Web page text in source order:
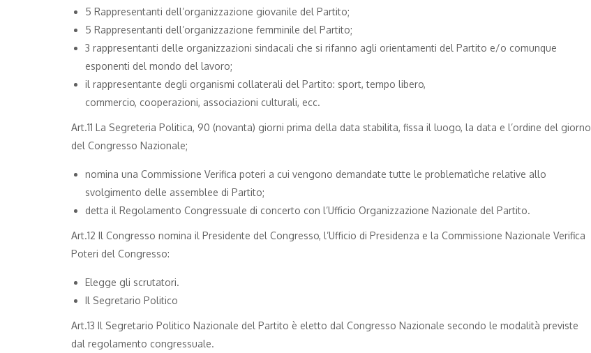
5 Rappresentanti dell’organizzazione giovanile del Partito;
5 Rappresentanti dell’organizzazione femminile del Partito;
3 rappresentanti delle organizzazioni sindacali che si rifanno agli orientamenti del Partito e/o comunque
esponenti del mondo del lavoro;
il rappresentante degli organismi collaterali del Partito: sport, tempo libero,
commercio, cooperazioni, associazioni culturali, ecc.
Art.11 La Segreteria Politica, 90 (novanta) giorni prima della data stabilita, fissa il luogo, la data e l’ordine del giorno
del Congresso Nazionale;
nomina una Commissione Verifica poteri a cui vengono demandate tutte le problematìche relative allo
svolgimento delle assemblee di Partito;
detta il Regolamento Congressuale di concerto con l’Ufficio Organizzazione Nazionale del Partito.
Art.12 Il Congresso nomina il Presidente del Congresso, l’Ufficio di Presidenza e la Commissione Nazionale Verifica
Poteri del Congresso:
Elegge gli scrutatori.
Il Segretario Politico
Art.13 Il Segretario Politico Nazionale del Partito è eletto dal Congresso Nazionale secondo le modalità previste
dal regolamento congressuale.